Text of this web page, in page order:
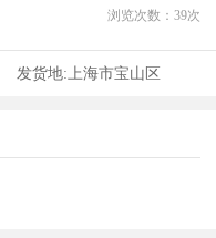
浏览次数： 39次
发货地: 上海市宝山区